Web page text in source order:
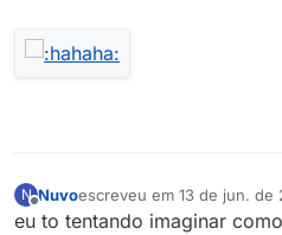
N
Offline
Nuvoescreveu em 13 de jun. de
última edição por
eu to tentando imaginar